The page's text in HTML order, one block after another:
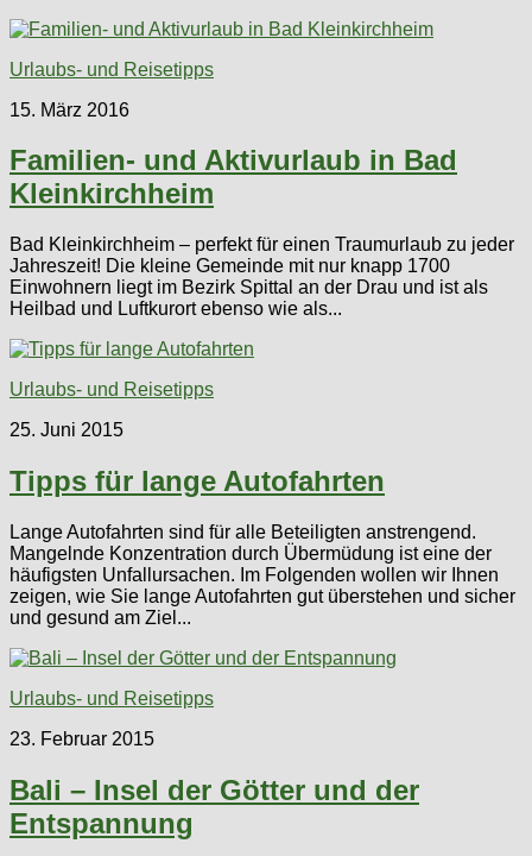
Urlaubs- und Reisetipps
15. März 2016
Familien- und Aktivurlaub in Bad
Kleinkirchheim
Bad Kleinkirchheim – perfekt für einen Traumurlaub zu jeder
Jahreszeit! Die kleine Gemeinde mit nur knapp 1700
Einwohnern liegt im Bezirk Spittal an der Drau und ist als
Heilbad und Luftkurort ebenso wie als...
Urlaubs- und Reisetipps
25. Juni 2015
Tipps für lange Autofahrten
Lange Autofahrten sind für alle Beteiligten anstrengend.
Mangelnde Konzentration durch Übermüdung ist eine der
häufigsten Unfallursachen. Im Folgenden wollen wir Ihnen
zeigen, wie Sie lange Autofahrten gut überstehen und sicher
und gesund am Ziel...
Urlaubs- und Reisetipps
23. Februar 2015
Bali – Insel der Götter und der
Entspannung